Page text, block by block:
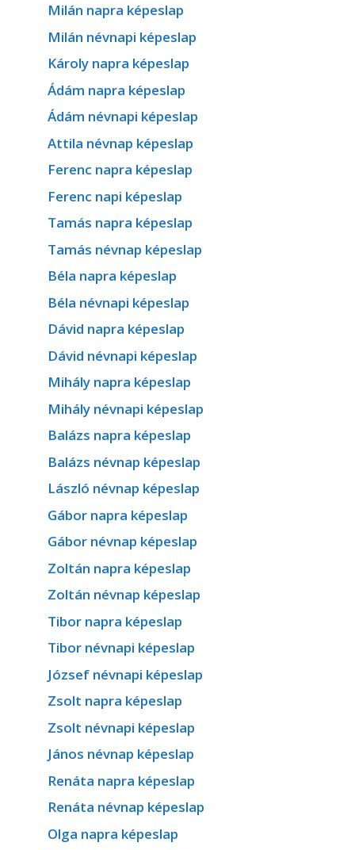
Milán napra képeslap
Milán névnapi képeslap
Károly napra képeslap
Ádám napra képeslap
Ádám névnapi képeslap
Attila névnap képeslap
Ferenc napra képeslap
Ferenc napi képeslap
Tamás napra képeslap
Tamás névnap képeslap
Béla napra képeslap
Béla névnapi képeslap
Dávid napra képeslap
Dávid névnapi képeslap
Mihály napra képeslap
Mihály névnapi képeslap
Balázs napra képeslap
Balázs névnap képeslap
László névnap képeslap
Gábor napra képeslap
Gábor névnap képeslap
Zoltán napra képeslap
Zoltán névnap képeslap
Tibor napra képeslap
Tibor névnapi képeslap
József névnapi képeslap
Zsolt napra képeslap
Zsolt névnapi képeslap
János névnap képeslap
Renáta napra képeslap
Renáta névnap képeslap
Olga napra képeslap